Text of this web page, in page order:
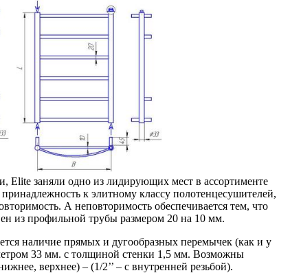
Elite заняли одно из лидирующих мест в ассортименте
к элитному классу полотенцесушителей,
А неповторимость обеспечивается тем, что
из профильной трубы размером 20 на 10 мм.
наличие прямых и дугообразных перемычек (как и у
33 мм. с толщиной стенки 1,5 мм. Возможны
верхнее) – (1/2’’ – c внутренней резьбой).